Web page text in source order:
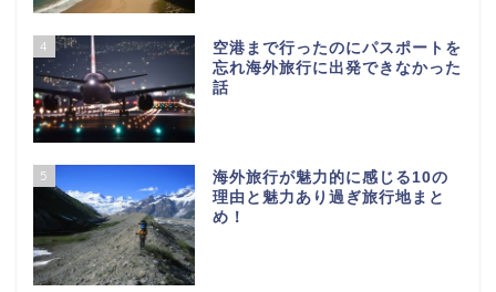
4
空港まで行ったのにパスポートを
忘れ海外旅行に出発できなかった
話
5
海外旅行が魅力的に感じる10の
理由と魅力あり過ぎ旅行地まと
め！